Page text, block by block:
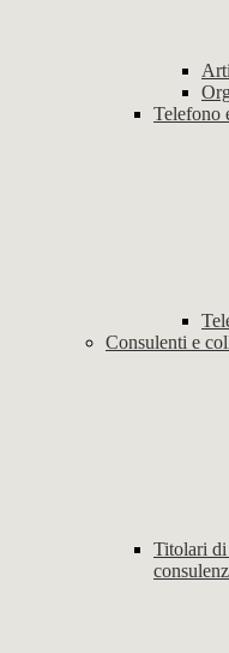
Telefono
Consulenti e
Titolari